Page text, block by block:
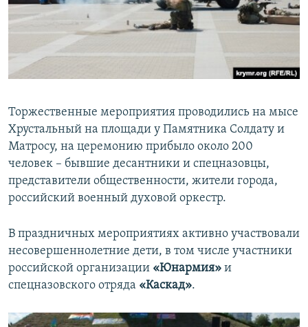
​Торжественные мероприятия проводились на мысе
Хрустальный на площади у Памятника Солдату и
Матросу, на церемонию прибыло около 200
человек – бывшие десантники и спецназовцы,
представители общественности, жители города,
российский военный духовой оркестр.
В праздничных мероприятиях активно участвовали
несовершеннолетние дети, в том числе участники
российской организации «Юнармия» и
спецназовского отряда «Каскад».